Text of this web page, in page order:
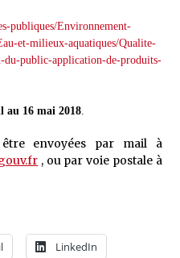
publiques/Environnement-
et-milieux-aquatiques/Qualite-
du-public-application-de-produits-
au 16 mai 2018.
envoyées par mail à
, ou par voie postale à
LinkedIn